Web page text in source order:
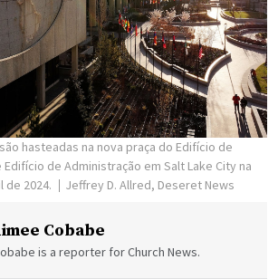
hasteadas na nova praça do Edifício de
de Administração em Salt Lake City na
de 2024.
Jeffrey D. Allred, Deseret News
Cobabe
is a reporter for Church News.